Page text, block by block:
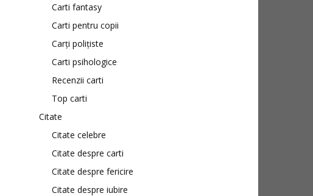
Carti fantasy
Carti pentru copii
Carți polițiste
Carti psihologice
Recenzii carti
Top carti
Citate
Citate celebre
Citate despre carti
Citate despre fericire
Citate despre iubire